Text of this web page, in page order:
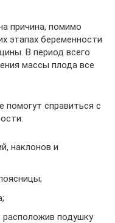
причина, помимо
этапах беременности
В период всего
массы плода все
помогут справиться с
наклонов и
расположив подушку